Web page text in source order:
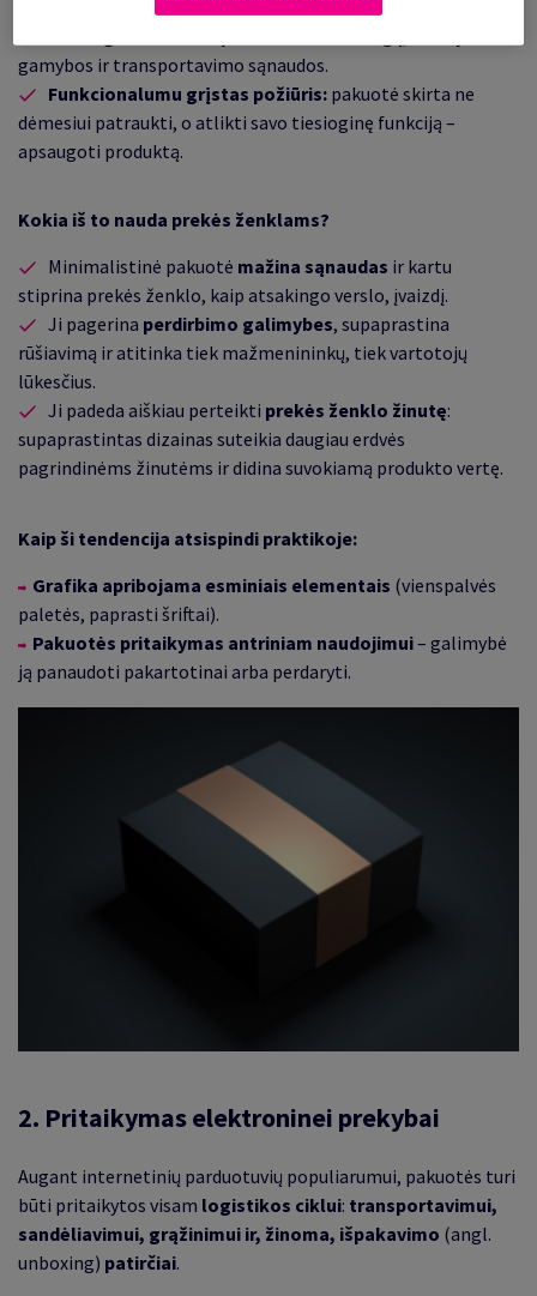
gamybos ir transportavimo sąnaudos.
Funkcionalumu grįstas požiūris: pakuotė skirta ne
dėmesiui patraukti, o atlikti savo tiesioginę funkciją –
apsaugoti produktą.
Kokia iš to nauda prekės ženklams?
Minimalistinė pakuotė mažina sąnaudas ir kartu
stiprina prekės ženklo, kaip atsakingo verslo, įvaizdį.
Ji pagerina perdirbimo galimybes, supaprastina
rūšiavimą ir atitinka tiek mažmenininkų, tiek vartotojų
lūkesčius.
Ji padeda aiškiau perteikti prekės ženklo žinutę:
supaprastintas dizainas suteikia daugiau erdvės
pagrindinėms žinutėms ir didina suvokiamą produkto vertę.
Kaip ši tendencija atsispindi praktikoje:
Grafika apribojama esminiais elementais (vienspalvės
paletės, paprasti šriftai).
Pakuotės pritaikymas antriniam naudojimui– galimybė
ją panaudoti pakartotinai arba perdaryti.
2. Pritaikymas elektroninei prekybai
Augant internetinių parduotuvių populiarumui, pakuotės turi
būti pritaikytos visam logistikos ciklui: transportavimui,
sandėliavimui, grąžinimui ir, žinoma, išpakavimo (angl.
unboxing) patirčiai.